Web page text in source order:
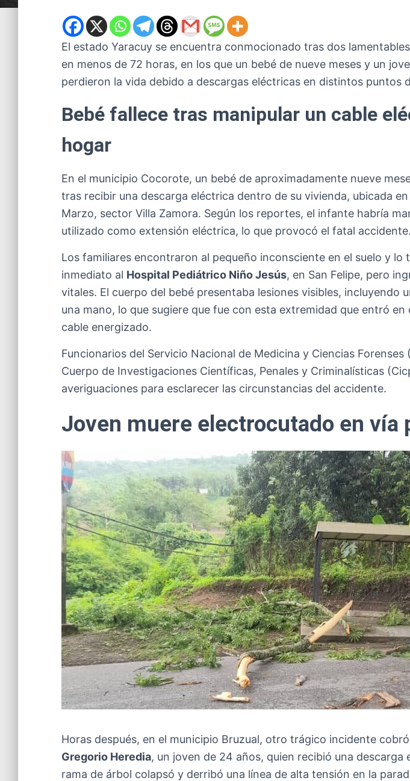
El estado Yaracuy se encuentra conmocionado tras dos
en menos de 72 horas, en los que un bebé de nueve meses y un
perdieron la vida debido a descargas eléctricas en distintos puntos
Bebé fallece tras manipular un cable
hogar
En el municipio Cocorote, un bebé de aproximadamente nueve
tras recibir una descarga eléctrica dentro de su vivienda, ubicada
Marzo, sector Villa Zamora. Según los reportes, el infante habría
utilizado como extensión eléctrica, lo que provocó el fatal accidente.
Los familiares encontraron al pequeño inconsciente en el suelo y lo
inmediato al Hospital Pediátrico Niño Jesús, en San Felipe, pero
vitales. El cuerpo del bebé presentaba lesiones visibles, incluyendo
una mano, lo que sugiere que fue con esta extremidad que entró
cable energizado.
Funcionarios del Servicio Nacional de Medicina y Ciencias Forenses
Cuerpo de Investigaciones Científicas, Penales y Criminalísticas
averiguaciones para esclarecer las circunstancias del accidente.
Joven muere electrocutado en vía
Horas después, en el municipio Bruzual, otro trágico incidente
Gregorio Heredia, un joven de 24 años, quien recibió una descarga
rama de árbol colapsó y derribó una línea de alta tensión en la